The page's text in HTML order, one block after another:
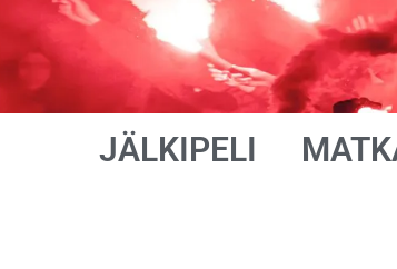
JÄLKIPELI